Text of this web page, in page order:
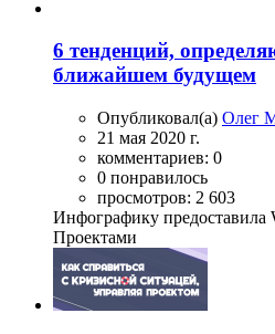
6 тенденций,
ближайшем будущем
Опубликовал(а) Олег
21 мая 2020 г.
комментариев: 0
0 понравилось
просмотров: 2 603
Инфографику
Проектами